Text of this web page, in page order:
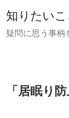
知りたい
疑問に思う事柄
「 居眠り防